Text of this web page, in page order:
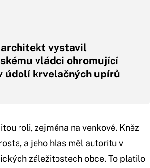
architekt vystavil
vládci ohromující
údolí krvelačných upírů
roli, zejména na venkově. Kněz
a jeho hlas měl autoritu v
záležitostech obce. To platilo